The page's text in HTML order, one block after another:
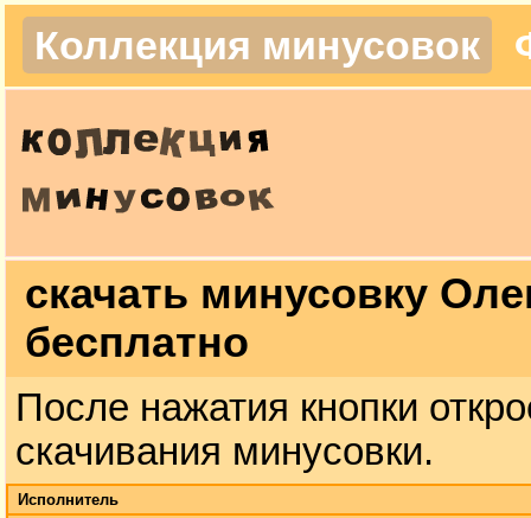
Коллекция минусовок
скачать минусовку
бесплатно
После нажатия кнопки
скачивания минусовки.
Исполнитель